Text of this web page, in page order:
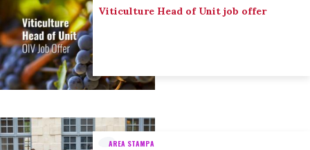
Viticulture Head of Unit job offer
AREA STAMPA